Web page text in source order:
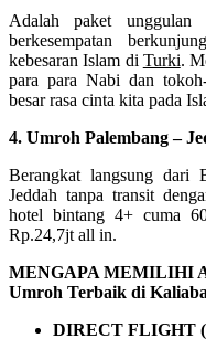
Adalah paket
berkesempatan
kebesaran Islam di Turki.
para para Nabi dan
besar rasa cinta kita pada
4. Umroh Palembang –
Berangkat langsung dari
Jeddah tanpa transit
hotel bintang 4+ cuma
Rp.24,7jt all in.
MENGAPA MEMILIHI
Umroh Terbaik di
DIRECT FLIGHT